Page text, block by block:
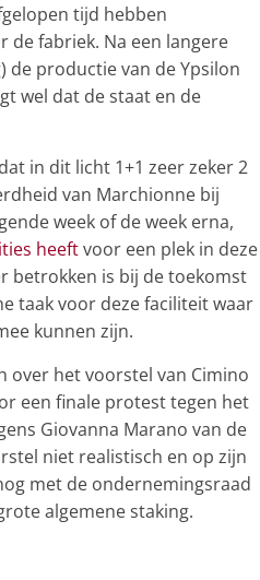
tijd hebben
de fabriek. Na een langere
de productie van de Ypsilon
wel dat de staat en de
in dit licht 1+1 zeer zeker 2
van Marchionne bij
week of de week erna,
heeftvoor een plek in deze
betrokken is bij de toekomst
taak voor deze faciliteit waar
kunnen zijn.
over het voorstel van Cimino
een finale protest tegen het
Giovanna Marano van de
niet realistisch en op zijn
met de ondernemingsraad
algemene staking.